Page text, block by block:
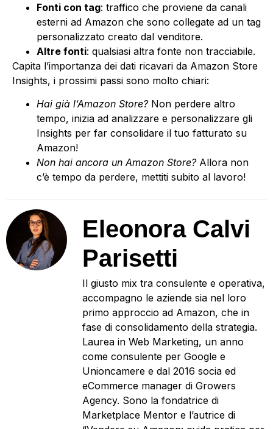
Fonti con tag: traffico che proviene da canali
esterni ad Amazon che sono collegate ad un tag
personalizzato creato dal venditore.
Altre fonti: qualsiasi altra fonte non tracciabile.
Capita l’importanza dei dati ricavari da Amazon Store
Insights, i prossimi passi sono molto chiari:
Hai già l’Amazon Store?Non perdere altro
tempo, inizia ad analizzare e personalizzare gli
Insights per far consolidare il tuo fatturato su
Amazon!
Non hai ancora un Amazon Store?Allora non
c’è tempo da perdere, mettiti subito al lavoro!
Eleonora Calvi
Parisetti
Il giusto mix tra consulente e operativa,
accompagno le aziende sia nel loro
primo approccio ad Amazon, che in
fase di consolidamento della strategia.
Laurea in Web Marketing, un anno
come consulente per Google e
Unioncamere e dal 2016 socia ed
eCommerce manager di Growers
Agency. Sono la fondatrice di
Marketplace Mentor e l’autrice di